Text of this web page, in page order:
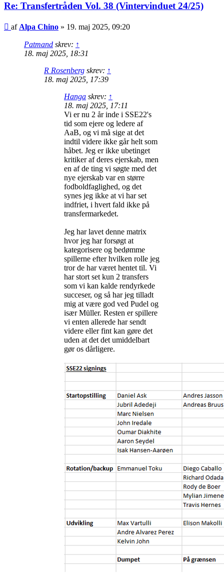
Re: Transfertråden Vol. 38 (Vintervinduet 24/25)
Indlæg
af Alpa Chino » 19. maj 2025, 09:20
Patmand skrev: ↑
18. maj 2025, 18:31
R Rosenberg skrev: ↑
18. maj 2025, 17:39
Hanga skrev: ↑
18. maj 2025, 17:11
Vi er nu 2 år inde i SSE22's
tid som ejere og ledere af
AaB, og vi må sige at det
indtil videre ikke går helt som
håbet. Jeg er ikke ubetinget
kritiker af deres ejerskab, men
en af de ting vi søgte med det
nye ejerskab var en større
fodboldfaglighed, og det
synes jeg ikke at vi har set
indfriet, i hvert fald ikke på
transfermarkedet.
Jeg har lavet denne matrix
hvor jeg har forsøgt at
kategorisere og bedømme
spillerne efter hvilken rolle jeg
tror de har været hentet til. Vi
har stort set kun 2 transfers
som vi kan kalde rendyrkede
succeser, og så har jeg tilladt
mig at være god ved Pudel og
især Müller. Resten er spillere
vi enten allerede har sendt
videre eller fint kan gøre det
uden at det det umiddelbart
gør os dårligere.